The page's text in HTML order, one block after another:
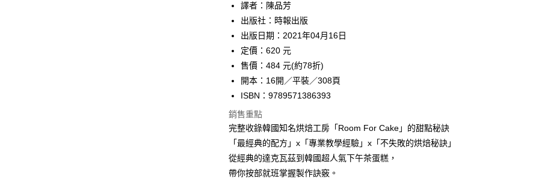
付款後全家取貨
每筆NT$60，滿NT$499(含以上)免運費
付款後7-11取貨
每筆NT$60，滿NT$499(含以上)免運費
宅配
譯者：陳品芳
出版社：時報出版
出版日期：2021年04月16日
定價：620 元
售價：484 元(約78折)
開本：16開／平裝／308頁
ISBN：9789571386393
銷售重點
完整收錄韓國知名烘焙工房「Room For Cake」的甜點秘訣
「最經典的配方」x「專業教學經驗」x「不失敗的烘焙秘訣」
從經典的達克瓦茲到韓國超人氣下午茶蛋糕，
帶你按部就班掌握製作訣竅。